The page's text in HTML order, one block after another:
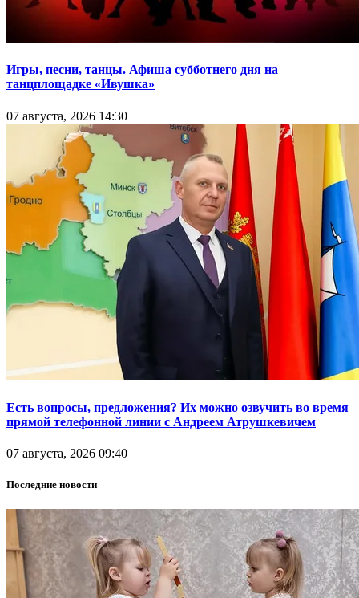
Игры, песни, танцы. Афиша субботнего дня на
танцплощадке «Ивушка»
07 августа, 2026 14:30
Есть вопросы, предложения? Их можно озвучить во время
прямой телефонной линии с Андреем Атрушкевичем
07 августа, 2026 09:40
Последние новости